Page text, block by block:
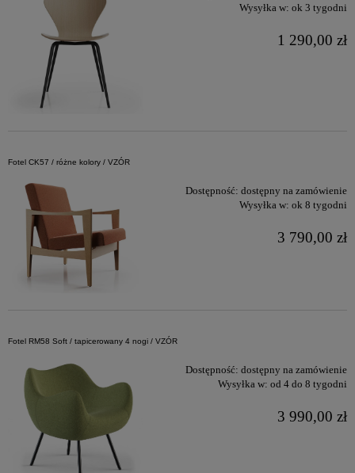
Wysyłka w: ok 3 tygodni
1 290,00 zł
Fotel CK57 / różne kolory / VZÓR
Dostępność: dostępny na zamówienie
Wysyłka w: ok 8 tygodni
3 790,00 zł
Fotel RM58 Soft / tapicerowany 4 nogi / VZÓR
Dostępność: dostępny na zamówienie
Wysyłka w: od 4 do 8 tygodni
3 990,00 zł